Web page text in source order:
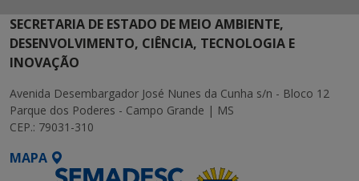
SECRETARIA DE ESTADO DE MEIO AMBIENTE,
DESENVOLVIMENTO, CIÊNCIA, TECNOLOGIA E
INOVAÇÃO
Avenida Desembargador José Nunes da Cunha s/n - Bloco 12
Parque dos Poderes - Campo Grande | MS
CEP.: 79031-310
MAPA